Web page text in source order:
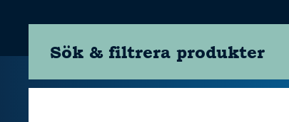
Sök & filtrera produkter